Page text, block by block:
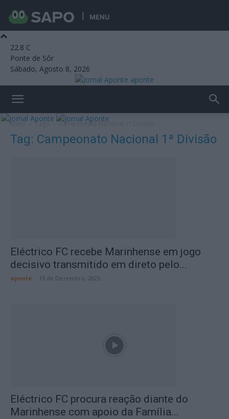
MENU
22.8 C
Ponte de Sôr
Sábado, Agosto 8, 2026
aponte
Início Tags Campeonato Nacional 1ª Divisão
Tag: Campeonato Nacional 1ª Divisão
Eléctrico FC recebe Marinhense em jogo
decisivo transmitido em direto pelo...
aponte 13 de Dezembro, 2025
Eléctrico FC procura reação diante do
Marinhense com apoio da Família...